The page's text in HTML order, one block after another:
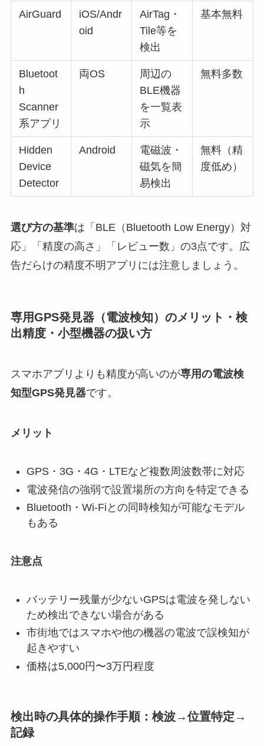
AirGuard
iOS/Andr
oid
AirTag・
Tile等を
検出
基本無料
Bluetoot
h
Scanner
系アプリ
両OS
周辺の
BLE機器
を一覧表
示
無料多数
Hidden
Device
Detector
Android
電磁波・
磁気を簡
易検出
無料（精
度低め）
選び方の基準は「BLE（Bluetooth Low Energy）対
応」「精度の高さ」「レビュー数」の3点です。広
告だらけの精度不明アプリには注意しましょう。
専用GPS発見器（電波検知）のメリット・検
出精度・小型機器の扱い方
スマホアプリよりも精度が高いのが専用の電波検
知型GPS発見器です。
メリット
GPS・3G・4G・LTEなど複数周波数帯に対応
電波発信の強弱で設置場所の方向を特定できる
Bluetooth・Wi-Fiとの同時検知が可能なモデル
もある
注意点
バッテリー残量が少ないGPSは電波を発しない
ため検出できない場合がある
市街地ではスマホや他の機器の電波で誤検知が
起きやすい
価格は5,000円〜3万円程度
検出時の具体的操作手順：検波→位置特定→
記録